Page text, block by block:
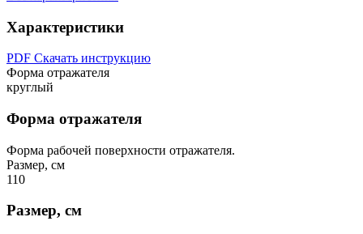
Характеристики
PDF Скачать инструкцию
Форма отражателя
круглый
Форма отражателя
Форма рабочей поверхности отражателя.
Размер, см
110
Размер, см